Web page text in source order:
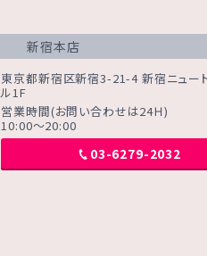
新宿本店
東京都新宿区新宿3-21-4 新宿ニュー
ル1F
営業時間(お問い合わせは24Ｈ)
10:00～20:00
03-6279-2032